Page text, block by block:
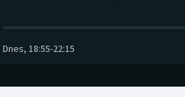
Dnes, 18:55-22:15